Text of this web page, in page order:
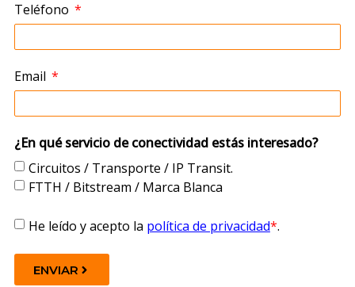
Teléfono
Email
¿En qué servicio de conectividad estás interesado?
Circuitos / Transporte / IP Transit.
FTTH / Bitstream / Marca Blanca
He leído y acepto la política de privacidad*.
ENVIAR